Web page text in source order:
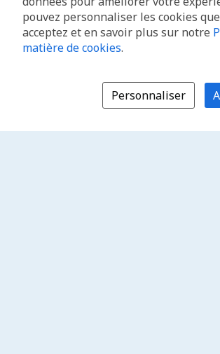
pouvez personnaliser les cookies
acceptez et en savoir plus sur notre
matière de cookies.
Personnaliser